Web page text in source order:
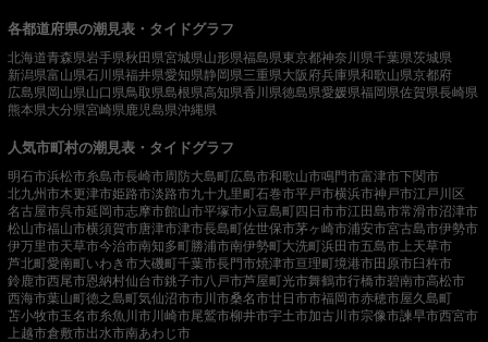
各都道府県の潮見表・タイドグラフ
北海道青森県岩手県秋田県宮城県山形県福島県東京都神奈川県千葉県茨城県
新潟県富山県石川県福井県愛知県静岡県三重県大阪府兵庫県和歌山県京都府
広島県岡山県山口県鳥取県島根県高知県香川県徳島県愛媛県福岡県佐賀県長崎県
熊本県大分県宮崎県鹿児島県沖縄県
人気市町村の潮見表・タイドグラフ
明石市浜松市糸島市長崎市周防大島町広島市和歌山市鳴門市富津市下関市
北九州市木更津市姫路市淡路市九十九里町石巻市平戸市横浜市神戸市江戸川区
名古屋市呉市延岡市志摩市館山市平塚市小豆島町四日市市江田島市常滑市沼津市
松山市福山市横須賀市唐津市津市長島町佐世保市茅ヶ崎市浦安市宮古島市伊勢市
伊万里市天草市今治市南知多町勝浦市南伊勢町大洗町浜田市五島市 上天草市
芦北町愛南町いわき市大磯町千葉市長門市焼津市亘理町境港市田原市臼杵市
鈴鹿市西尾市恩納村仙台市銚子市八戸市芦屋町光市舞鶴市行橋市碧南市高松市
西海市葉山町徳之島町気仙沼市市川市桑名市廿日市市福岡市赤穂市屋久島町
苫小牧市玉名市糸魚川市川崎市尾鷲市柳井市宇土市加古川市宗像市諫早市西宮市
上越市倉敷市出水市南あわじ市